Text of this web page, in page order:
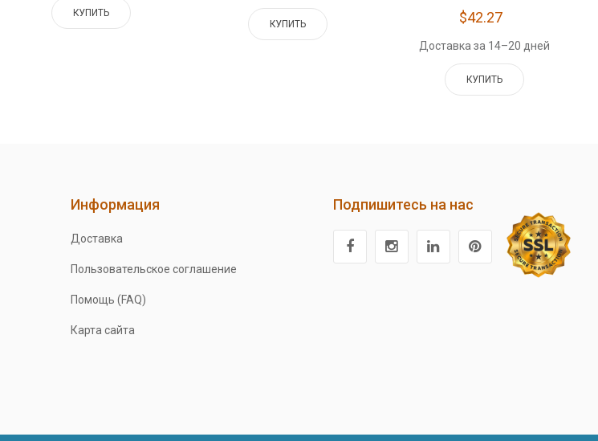
КУПИТЬ
КУПИТЬ $42.27
Доставка за 14–20 дней
КУПИТЬ
Информация
Доставка
Пользовательское соглашение
Помощь (FAQ)
Карта сайта
Подпишитесь на нас